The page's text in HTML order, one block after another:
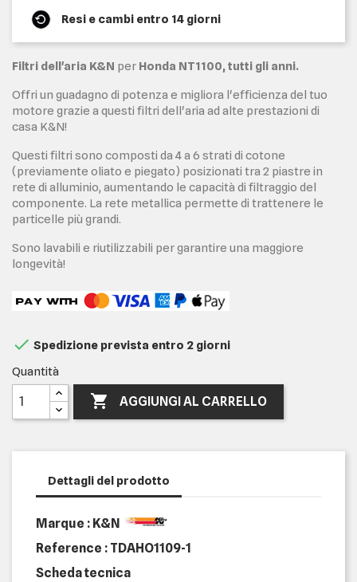
Resi e cambi entro 14 giorni
Filtri dell'aria K&N per Honda NT1100, tutti gli anni.
Offri un guadagno di potenza e migliora l'efficienza del tuo
motore grazie a questi filtri dell'aria ad alte prestazioni di
casa K&N!
Questi filtri sono composti da 4 a 6 strati di cotone
(previamente oliato e piegato) posizionati tra 2 piastre in
rete di alluminio, aumentando le capacità di filtraggio del
componente. La rete metallica permette di trattenere le
particelle più grandi.
Sono lavabili e riutilizzabili per garantire una maggiore
longevità!
 Spedizione prevista entro 2 giorni
Quantità
 AGGIUNGI AL CARRELLO
Dettagli del prodotto
Marque : K&N
Reference : TDAHO1109-1
Scheda tecnica